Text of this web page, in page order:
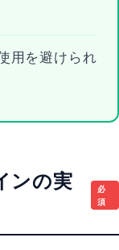
用を避けられ
ンの実
必
須